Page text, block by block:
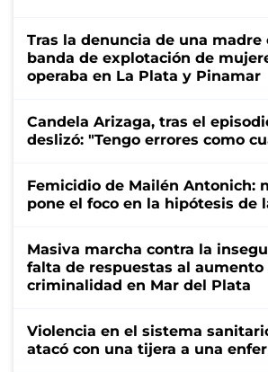
Tras la denuncia de una madre
banda de explotación de
operaba en La Plata y Pinamar
Candela Arizaga, tras el
deslizó: "Tengo errores como
Femicidio de Mailén Antonich:
pone el foco en la hipótesis de
Masiva marcha contra la
falta de respuestas al aumento
criminalidad en Mar del Plata
Violencia en el sistema
atacó con una tijera a una